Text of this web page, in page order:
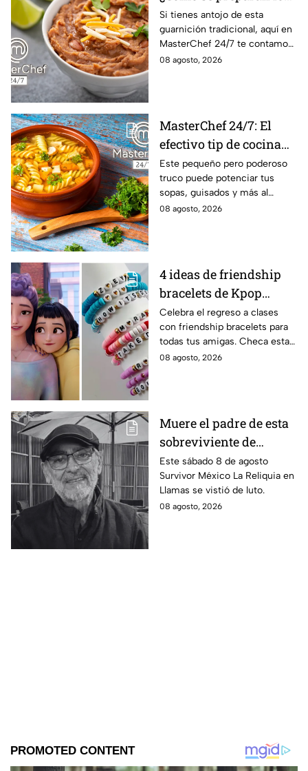
frijoles puercos estilo
Sonora?
Si tienes antojo de esta
guarnición tradicional, aquí en
MasterChef 24/7 te contamos
la receta.
08 agosto, 2026
MasterChef 24/7: El
efectivo tip de cocina
de las abuelas para
darle sabor extra al
caldillo
Este pequeño pero poderoso
truco puede potenciar tus
sopas, guisados y más al
máximo.
08 agosto, 2026
4 ideas de friendship
bracelets de Kpop
Demon Hunters para
intercambiar con tus
mejores amigas este
regreso a clases
Celebra el regreso a clases
con friendship bracelets para
todas tus amigas. Checa estas
4 ideas inspiradas en Kpop
08 agosto, 2026
Muere el padre de esta
sobreviviente de
Survivor México La
Reliquia en Llamas
Este sábado 8 de agosto
Survivor México La Reliquia en
Llamas se vistió de luto.
08 agosto, 2026